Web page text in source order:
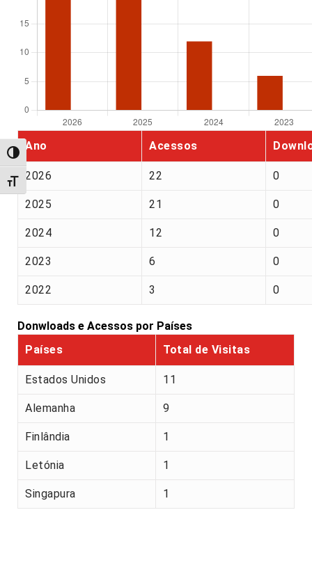
Alternar alto contraste
Alternar tamanho da fonte
Ano Acessos
2026 22 0
2025 21 0
2024 12 0
2023 6 0
2022 3 0
Donwloads e Acessos por Países
Países
Total de Visitas
Estados Unidos 11
Alemanha 9
Finlândia 1
Letónia 1
Singapura 1